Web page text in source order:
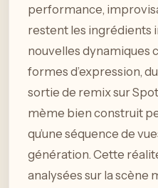
performance,
restent les ingrédients
nouvelles dynamiques
formes d’expression,
sortie de remix sur
mème bien construit
qu’une séquence de
génération. Cette
analysées sur la scène